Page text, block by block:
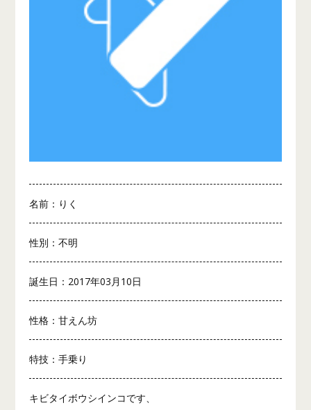
名前：りく
性別：不明
誕生日：2017年03月10日
性格：甘えん坊
特技：手乗り
キビタイボウシインコです、